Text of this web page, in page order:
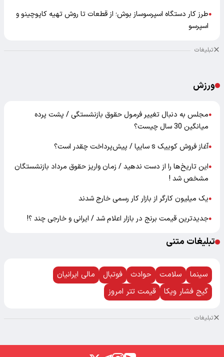
●طرز کار دستگاه اسپرسوساز بوش؛ از قطعات تا روش تهیه کاپوچینو و
اسپرسو
تبلیغات
ورزش
●مجلس به دنبال تغییر فرمول حقوق بازنشستگی / پشت پرده
میانگین 30 سال چیست؟
●آغاز فروش کوییک s سایپا / پیش‌پرداخت چقدر است؟
●این تاریخ‌ها را از دست ندهید / زمان واریز حقوق مرداد بازنشستگان
مشخص شد !
●یک میلیون کارگر از بازار کار رسمی خارج شدند
●جدیدترین قیمت برنج در بازار اعلام شد / ایرانی و خارجی چند ؟!
تبلیغات متنی
سینما سلامت حوادث فوتبال
مالی ایرانیان
گیج فشار ویکا
قیمت تتر امروز
تبلیغات